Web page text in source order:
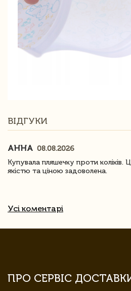
ВІДГУКИ
АННА 08.08.2026
Купувала пляшечку проти коліків.
якістю та ціною задоволена.
Усі коментарі
ПРО СЕРВІС ДОСТАВКИ